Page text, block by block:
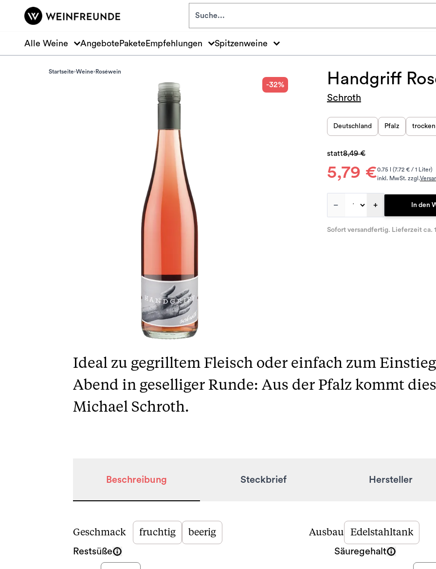
Zum Hauptinhalt springen
Alle Weine Angebote Pakete Empfehlungen Spitzenweine
Startseite Weine Roséwein
-32% Handgriff
Schroth
Deutschland Pfalz trocken
5,79 €
statt8,49 €
0.75 l (7.72 € / 1 Liter)
inkl. MwSt. zzgl.
– + In den
Sofort versandfertig. Lieferzeit ca.
Ideal zu gegrilltem Fleisch oder einfach zum
Abend in geselliger Runde: Aus der Pfalz kommt
Michael Schroth.
Beschreibung Steckbrief Hersteller
Beschreibung
Geschmack fruchtig beerig Ausbau Edelstahltank
Restsüße
Säuregehalt